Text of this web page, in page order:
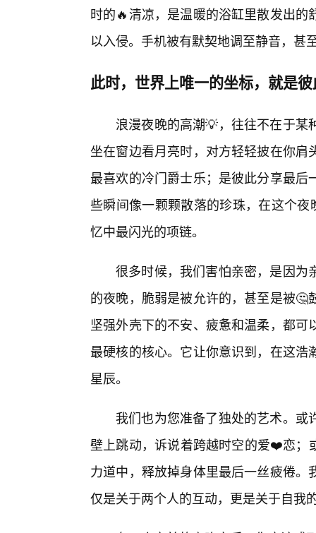
时的🔥清凉，是温暖的浴缸里散发出
以入侵。手机被有默契地调至静音，甚
此时，世界上唯一的坐标，就是
浪漫夜晚的高潮💡，往往不在于
坐在窗边看月亮时，对方轻轻披在你
最喜欢的冷门爵士乐；是彼此分享最
些瞬间像一颗颗散落的珍珠，在这个
忆中最闪光的项链。
很多时候，我们害怕亲密，是因为
的夜晚，脆弱是被允许的，甚至是被
坚强外壳下的不安、疲惫和温柔，都
最硬核的核心。它让你意识到，在这
星辰。
我们也为您准备了独处的艺术。
壁上跳动，诉说着跨越时空的爱❤️恋；
力道中，释放掉身体里最后一丝疲倦
仅是关于两个人的互动，更是关于自我